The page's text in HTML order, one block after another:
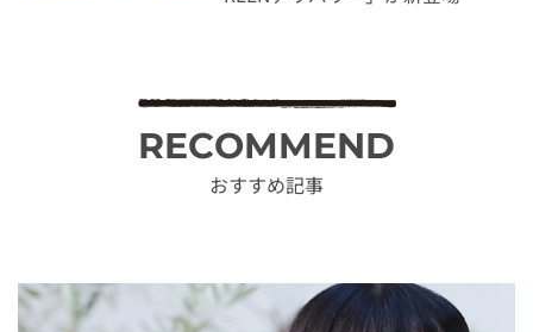
RECOMMEND
おすすめ記事